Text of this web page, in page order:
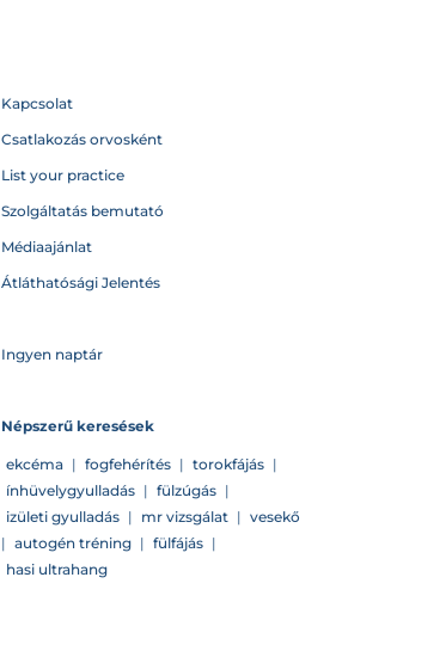
Kapcsolat
Csatlakozás orvosként
List your practice
Szolgáltatás bemutató
Médiaajánlat
Átláthatósági Jelentés
Ingyen naptár
Népszerű keresések
ekcéma | fogfehérítés | torokfájás |
ínhüvelygyulladás | fülzúgás |
izületi gyulladás | mr vizsgálat | vesekő
| autogén tréning | fülfájás |
hasi ultrahang